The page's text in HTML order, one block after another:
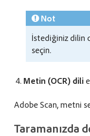
Not
İstediğiniz dilin
seçin.
Metin (OCR) dili
Adobe Scan, metni
Taramanızda